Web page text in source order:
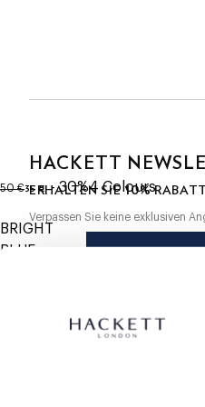
-Metallösen.
50 €
ursprünglicher Preis 50 €
35 €
aktueller Preis 35 €
- 30%4 Colours
BRIGHT
BLUE
HACKETT
ERHALTEN SIE10%
Verpassen Sie keine exklusiven